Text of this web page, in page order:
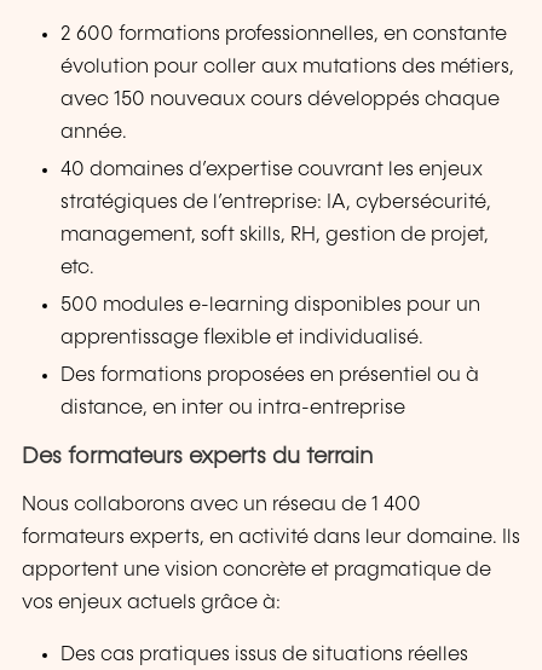
2 600 formations professionnelles, en constante
évolution pour coller aux mutations des métiers,
avec 150 nouveaux cours développés chaque
année.
40 domaines d’expertise couvrant les enjeux
stratégiques de l’entreprise: IA, cybersécurité,
management, soft skills, RH, gestion de projet,
etc.
500 modules e-learning disponibles pour un
apprentissage flexible et individualisé.
Des formations proposées en présentiel ou à
distance, en inter ou intra-entreprise
Des formateurs experts du terrain
Nous collaborons avec un réseau de 1 400
formateurs experts, en activité dans leur domaine. Ils
apportent une vision concrète et pragmatique de
vos enjeux actuels grâce à:
Des cas pratiques issus de situations réelles